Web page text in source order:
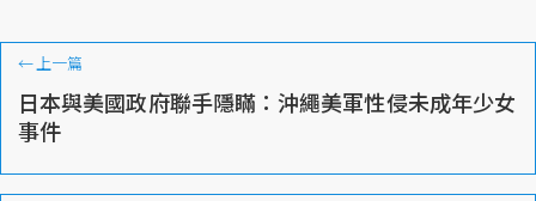
← 上一篇
日本與美國政府聯手隱瞞：沖繩美軍性侵未成年少女
事件